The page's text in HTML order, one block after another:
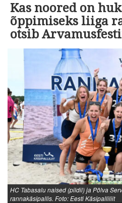
Kas noored on
õppimiseks liiga
otsib
HC Tabasalu naised (pildil) ja Põlva
rannakäsipallis. Foto: Eesti Käsipalliliit